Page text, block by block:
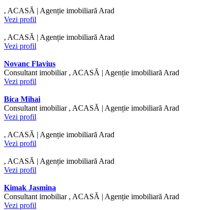
, ACASĂ | Agenție imobiliară Arad
Vezi profil
, ACASĂ | Agenție imobiliară Arad
Vezi profil
Novanc Flavius
Consultant imobiliar , ACASĂ | Agenție imobiliară Arad
Vezi profil
Bica Mihai
Consultant imobiliar , ACASĂ | Agenție imobiliară Arad
Vezi profil
, ACASĂ | Agenție imobiliară Arad
Vezi profil
, ACASĂ | Agenție imobiliară Arad
Vezi profil
Kimak Jasmina
Consultant imobiliar , ACASĂ | Agenție imobiliară Arad
Vezi profil